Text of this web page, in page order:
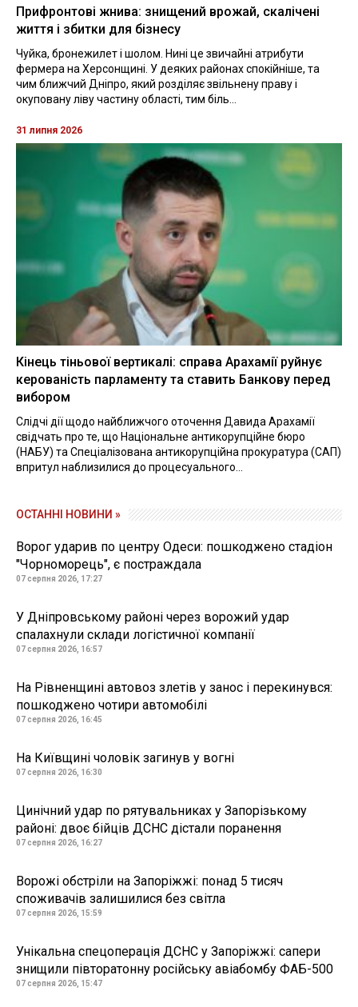
Прифронтові жнива: знищений врожай, скалічені
життя і збитки для бізнесу
Чуйка, бронежилет і шолом. Нині це звичайні атрибути
фермера на Херсонщині. У деяких районах спокійніше, та
чим ближчий Дніпро, який розділяє звільнену праву і
окуповану ліву частину області, тим біль...
31 липня 2026
Кінець тіньової вертикалі: справа Арахамії руйнує
керованість парламенту та ставить Банкову перед
вибором
Слідчі дії щодо найближчого оточення Давида Арахамії
свідчать про те, що Національне антикорупційне бюро
(НАБУ) та Спеціалізована антикорупційна прокуратура (САП)
впритул наблизилися до процесуального...
ОСТАННІ НОВИНИ »
Ворог ударив по центру Одеси: пошкоджено стадіон
"Чорноморець", є постраждала
07 серпня 2026, 17:27
У Дніпровському районі через ворожий удар
спалахнули склади логістичної компанії
07 серпня 2026, 16:57
На Рівненщині автовоз злетів у занос і перекинувся:
пошкоджено чотири автомобілі
07 серпня 2026, 16:45
На Київщині чоловік загинув у вогні
07 серпня 2026, 16:30
Цинічний удар по рятувальниках у Запорізькому
районі: двоє бійців ДСНС дістали поранення
07 серпня 2026, 16:27
Ворожі обстріли на Запоріжжі: понад 5 тисяч
споживачів залишилися без світла
07 серпня 2026, 15:59
Унікальна спецоперація ДСНС у Запоріжжі: сапери
знищили півторатонну російську авіабомбу ФАБ-500
07 серпня 2026, 15:47